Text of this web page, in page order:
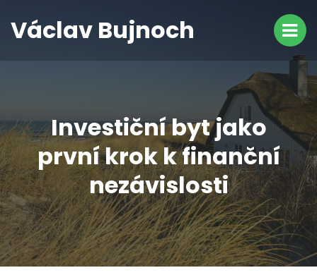
Václav Bujnoch
Investiční byt jako
první krok k finanční
nezávislosti